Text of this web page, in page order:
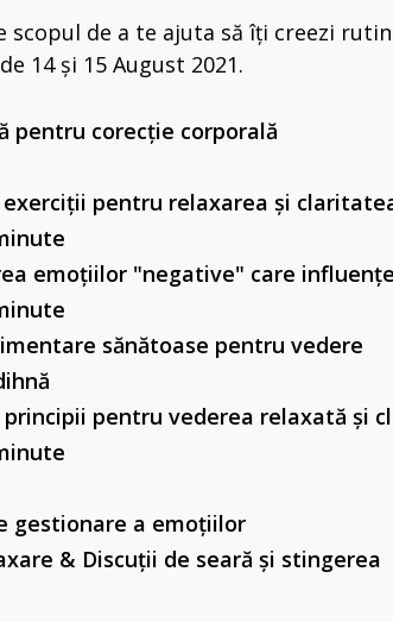
scopul de a te ajuta să îți creezi
14și 15 August 2021.
pentru corecție corporală
exerciții pentru relaxarea și
emoțiilor "negative" care
sănătoase pentru vedere
principii pentru vederea relaxată și
gestionare a emoțiilor
& Discuții de seară și stingerea